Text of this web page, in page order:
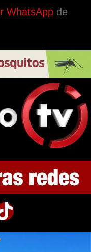
WhatsApp de